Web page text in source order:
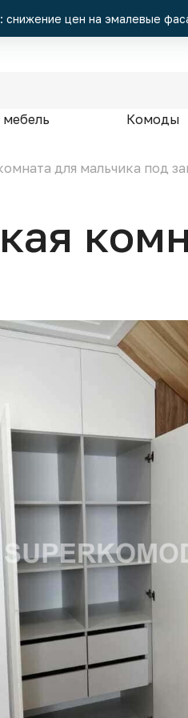
снижение цен на эмалевые
Комоды
для мальчика под